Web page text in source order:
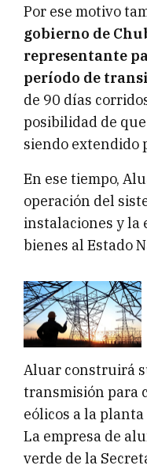
Por ese motivo
gobierno de
representante
período de
de 90 días
posibilidad de
siendo extendido
En ese tiempo,
operación del
instalaciones y la
bienes al Estado
Aluar construirá
transmisión para
eólicos a la
La empresa de
verde de la